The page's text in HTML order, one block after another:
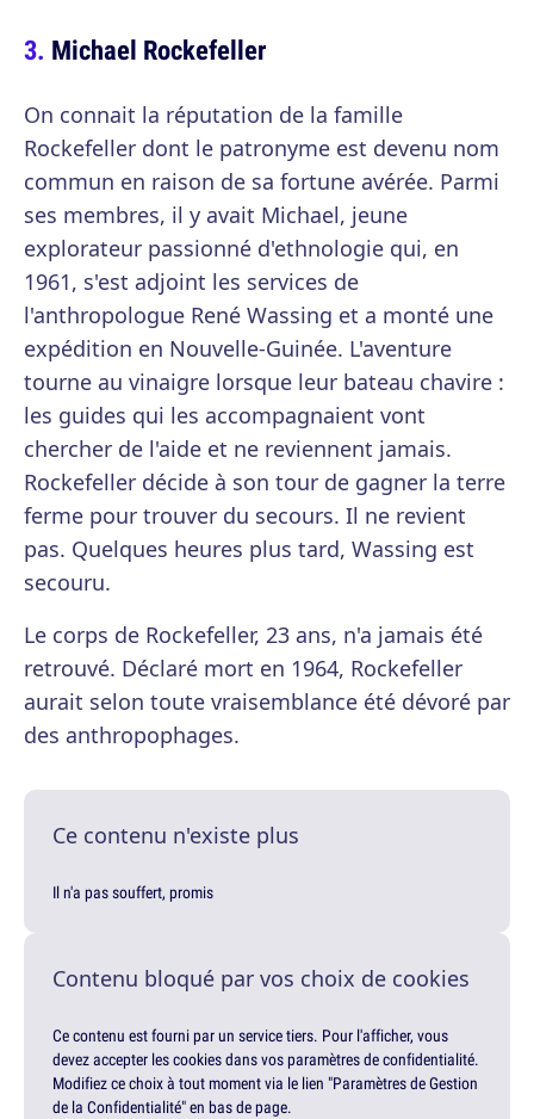
Michael Rockefeller
On connait la réputation de la famille
Rockefeller dont le patronyme est devenu nom
commun en raison de sa fortune avérée. Parmi
ses membres, il y avait Michael, jeune
explorateur passionné d'ethnologie qui, en
1961, s'est adjoint les services de
l'anthropologue René Wassing et a monté une
expédition en Nouvelle-Guinée. L'aventure
tourne au vinaigre lorsque leur bateau chavire :
les guides qui les accompagnaient vont
chercher de l'aide et ne reviennent jamais.
Rockefeller décide à son tour de gagner la terre
ferme pour trouver du secours. Il ne revient
pas. Quelques heures plus tard, Wassing est
secouru.
Le corps de Rockefeller, 23 ans, n'a jamais été
retrouvé. Déclaré mort en 1964, Rockefeller
aurait selon toute vraisemblance été dévoré par
des anthropophages.
Ce contenu n'existe plus
Il n'a pas souffert, promis
Contenu bloqué par vos choix de cookies
Ce contenu est fourni par un service tiers. Pour l'afficher, vous
devez accepter les cookies dans vos paramètres de confidentialité.
Modifiez ce choix à tout moment via le lien "Paramètres de Gestion
de la Confidentialité" en bas de page.